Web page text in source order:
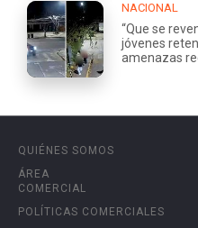
NACIONAL
“Que se
jóvenes
amenazas
QUIÉNES SOMOS
ÁREA
COMERCIAL
POLÍTICAS COMERCIALES